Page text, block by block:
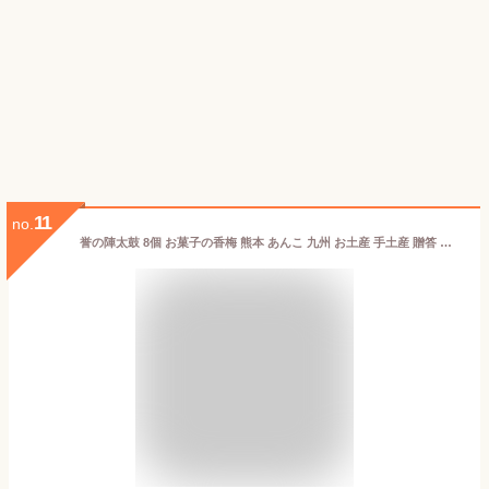
no. 11
誉の陣太鼓 8個 お菓子の香梅 熊本 あんこ 九州 お土産 手土産 贈答 銘菓 スイーツ 小豆 大納言 洋館 和菓子 個包装 お菓子 お礼 ご挨拶 感謝 出産祝い お返し プレゼント 帰省土産 お取り寄せ 贈り物 駅 空港 お供え お菓子